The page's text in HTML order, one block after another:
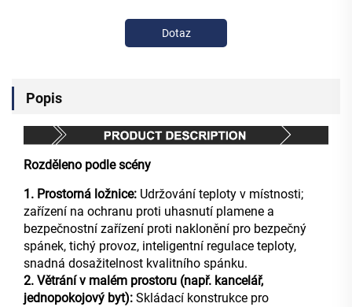
Dotaz
Popis
Rozděleno podle scény
1. Prostorná ložnice: Udržování teploty v místnosti;
zařízení na ochranu proti uhasnutí plamene a
bezpečnostní zařízení proti naklonění pro bezpečný
spánek, tichý provoz, inteligentní regulace teploty,
snadná dosažitelnost kvalitního spánku.
2. Větrání v malém prostoru (např. kancelář,
jednopokojový byt): Skládací konstrukce pro